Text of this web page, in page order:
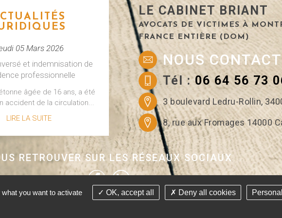
05 Mars 2026
et indemnisation de
professionnelle
âgée de 16 ans, a été
accident de la circulation...
LIRE LA SUITE
18 Février 2026
LE CABINET BRIANT
AVOCATS DE VICTIMES À
FRANCE ENTIÈRE (DOM)
NOUS
Tél :06 64 56 73
3 boulevard Ledru-Rollin,
8, rue aux Fromages14000
RETROUVER SUR LES RÉSEAUX SOCIAUX
avocat - Tous droits réservés Conception Absolute Communication - Réalisation Answeb
you want to activate OK, accept all Deny all cookies